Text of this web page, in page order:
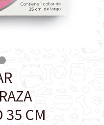
35 CM